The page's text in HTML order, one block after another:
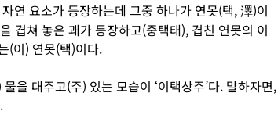
연 요소가 등장하는데 그중 하나가 연못(택, 澤)이
겹쳐 놓은 괘가 등장하고(중택태), 겹친 연못의 이
(이) 연못(택)이다.
을 대주고(주) 있는 모습이 ‘이택상주’다. 말하자면,